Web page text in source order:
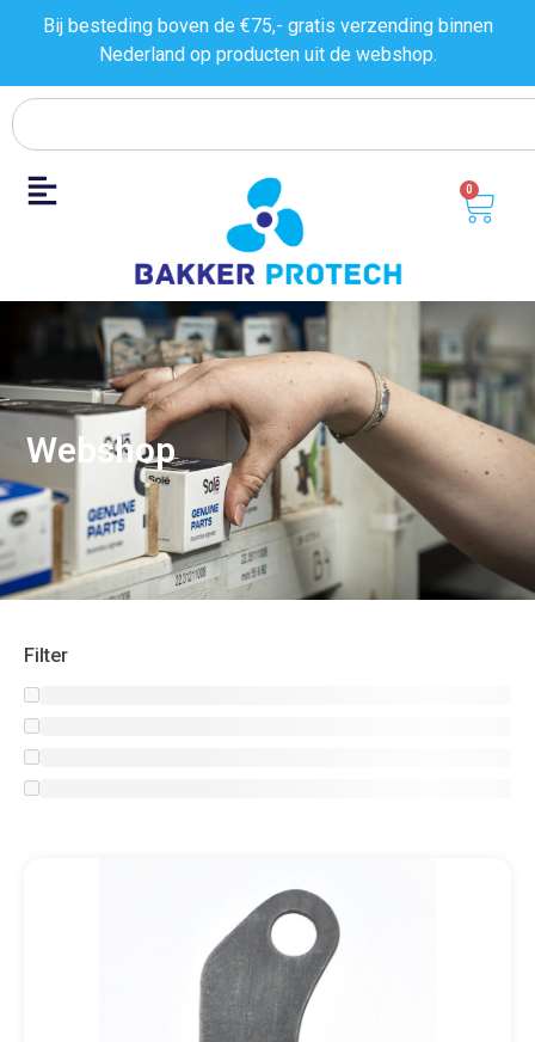
Bij besteding boven de €75,- gratis verzending binnen
Nederland op producten uit de webshop.
0
Webshop
Filter